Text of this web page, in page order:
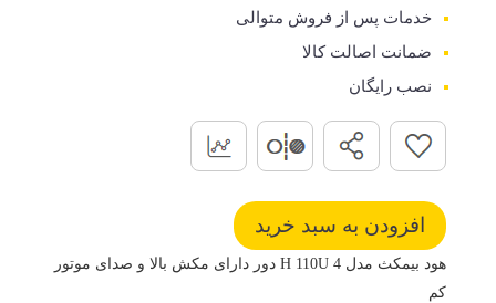
خدمات پس از فروش متوالی
ضمانت اصالت کالا
نصب رایگان
هود بیمکث مدل H 110U 4 دور دارای مکش بالا و صدای موتور
کم